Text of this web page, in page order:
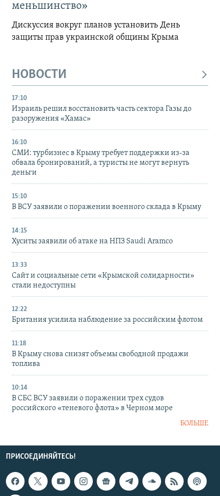
меньшинство»
Дискуссия вокруг планов установить День
защиты прав украинской общины Крыма
НОВОСТИ
17:10
Израиль решил восстановить часть сектора Газы до
разоружения «Хамас»
16:10
СМИ: турбизнес в Крыму требует поддержки из-за
обвала бронирований, а туристы не могут вернуть
деньги
15:10
В ВСУ заявили о поражении военного склада в Крыму
14:15
Хуситы заявили об атаке на НПЗ Saudi Aramco
13:33
Сайт и социальные сети «Крымской солидарности»
стали недоступны
12:22
Британия усилила наблюдение за российским флотом
11:18
В Крыму снова снизят объемы свободной продажи
топлива
10:14
В СБС ВСУ заявили о поражении трех судов
российского «теневого флота» в Черном море
БОЛЬШЕ
ПРИСОЕДИНЯЙТЕСЬ!